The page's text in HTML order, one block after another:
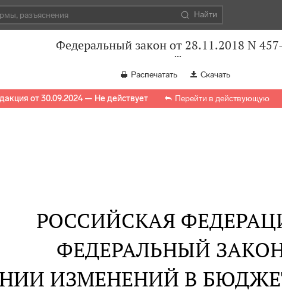
Найти
Федеральный закон от 28.11.2018 N
Распечатать Скачать
от 30.09.2024 — Не действует Перейти в действующую
РОССИЙСКАЯ
ФЕДЕРАЛЬНЫЙ
ИЗМЕНЕНИЙ В